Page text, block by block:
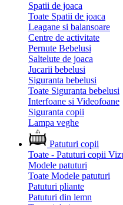
Spatii de joaca
Toate Spatii de joaca
Leagane si balansoare
Centre de activitate
Pernute Bebelusi
Saltelute de joaca
Jucarii bebelusi
Siguranta bebelusi
Toate Siguranta bebelusi
Interfoane si Videofoane
Siguranta copii
Lampa veghe
Patuturi copii
Toate - Patuturi copii
Modele patuturi
Toate Modele patuturi
Patuturi pliante
Patuturi din lemn